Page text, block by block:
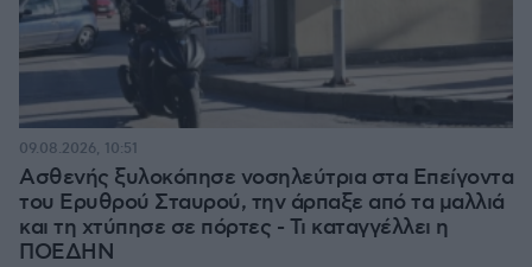
Ασθενής ξυλοκόπησε νοσηλεύτρια στα Επείγοντα
του Ερυθρού Σταυρού, την άρπαξε από τα μαλλιά
και τη χτύπησε σε πόρτες - Τι καταγγέλλει η
ΠΟΕΔΗΝ
09.08.2026, 10:51